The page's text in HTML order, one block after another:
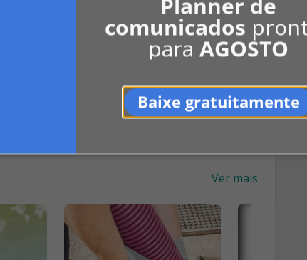
comunicados
paraAGOSTO
Baixe gratuitamente
Ver mais